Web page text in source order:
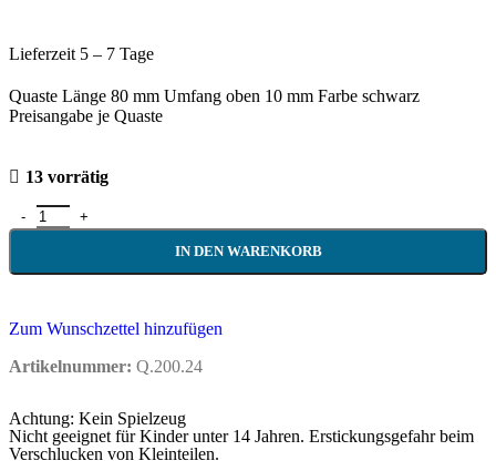
Lieferzeit 5 – 7 Tage
Quaste Länge 80 mm Umfang oben 10 mm Farbe schwarz
Preisangabe je Quaste
13 vorrätig
IN DEN WARENKORB
Zum Wunschzettel hinzufügen
Artikelnummer: Q.200.24
Achtung: Kein Spielzeug
Nicht geeignet für Kinder unter 14 Jahren. Erstickungsgefahr beim
Verschlucken von Kleinteilen.